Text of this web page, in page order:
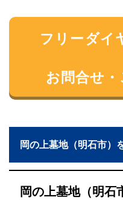
フリーダイ
お問合せ
岡の上墓地（明石市）
岡の上墓地（明石